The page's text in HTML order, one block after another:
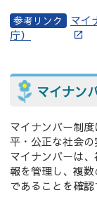
マイ
庁）
マイナン
マイナンバー制
平・公正な社会の
マイナンバーは
報を管理し、複
であることを確認